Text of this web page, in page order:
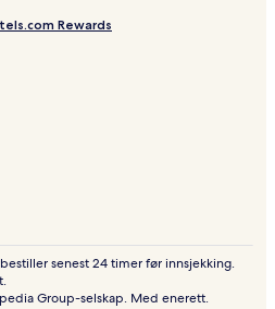
Rewards
senest 24 timer før innsjekking.
Group-selskap. Med enerett.